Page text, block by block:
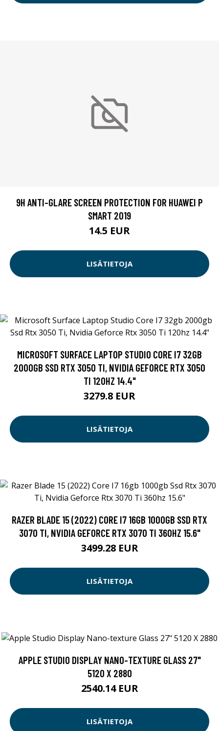
9H ANTI-GLARE SCREEN PROTECTION FOR HUAWEI P
SMART 2019
14.5 EUR
LISÄTIETOJA
MICROSOFT SURFACE LAPTOP STUDIO CORE I7 32GB
2000GB SSD RTX 3050 TI, NVIDIA GEFORCE RTX 3050
TI 120HZ 14.4"
3279.8 EUR
LISÄTIETOJA
RAZER BLADE 15 (2022) CORE I7 16GB 1000GB SSD RTX
3070 TI, NVIDIA GEFORCE RTX 3070 TI 360HZ 15.6"
3499.28 EUR
LISÄTIETOJA
APPLE STUDIO DISPLAY NANO-TEXTURE GLASS 27"
5120 X 2880
2540.14 EUR
LISÄTIETOJA